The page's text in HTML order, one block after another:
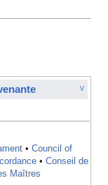
V
• Council of
• Conseil de
Maîtres